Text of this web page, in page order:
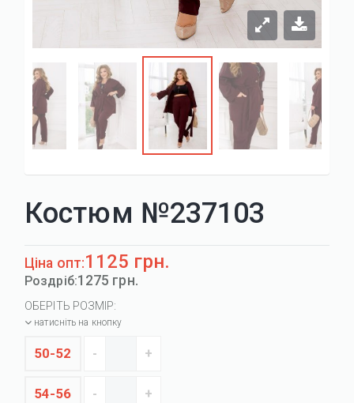
Костюм №237103
Ціна опт:1125 грн.
Роздріб:1275 грн.
ОБЕРІТЬ РОЗМІР:
натисніть на кнопку
50-52
54-56